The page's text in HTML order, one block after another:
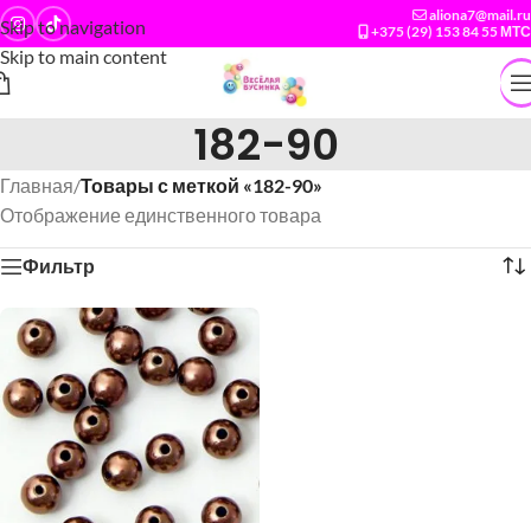
Skip to navigation
Skip to main content
aliona7@mail.ru
+375 (29) 153 84 55 МТС
182-90
Главная/Товары с меткой «182-90»
Отображение единственного товара
Фильтр